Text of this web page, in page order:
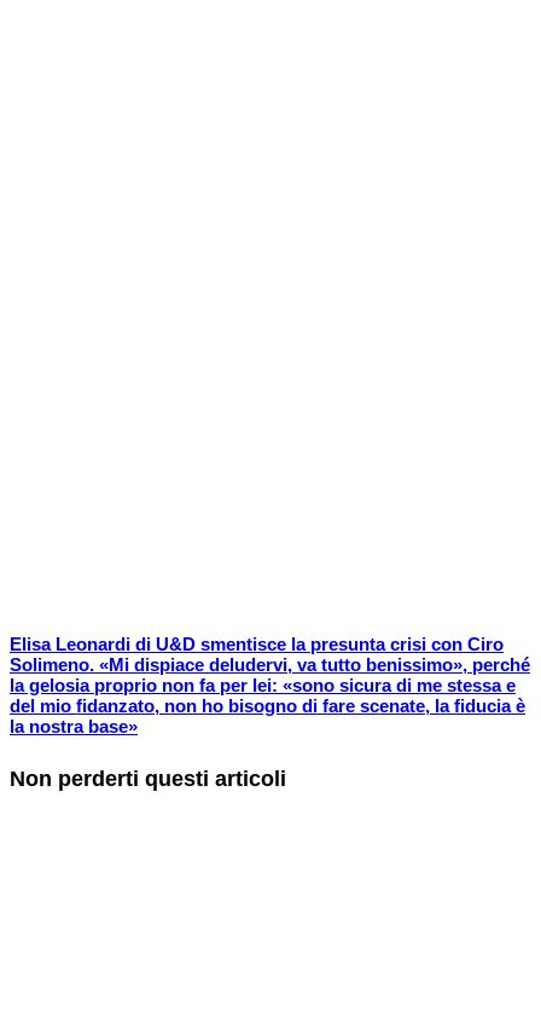
Elisa Leonardi di U&D smentisce la presunta crisi con Ciro
Solimeno. «Mi dispiace deludervi, va tutto benissimo», perché
la gelosia proprio non fa per lei: «sono sicura di me stessa e
del mio fidanzato, non ho bisogno di fare scenate, la fiducia è
la nostra base»
Non perderti questi articoli